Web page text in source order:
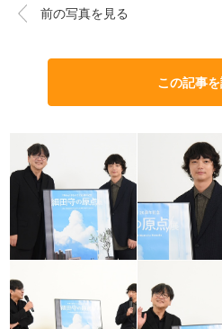
前の写真を見る
この記事